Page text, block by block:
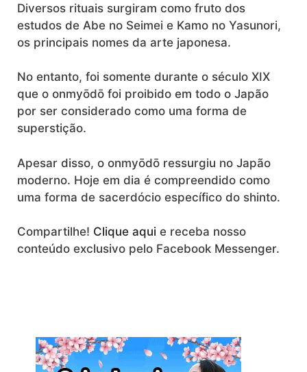
Diversos rituais surgiram como fruto dos
estudos de Abe no Seimei e Kamo no Yasunori,
os principais nomes da arte japonesa.
No entanto, foi somente durante o século XIX
que o onmyōdō foi proibido em todo o Japão
por ser considerado como uma forma de
superstição.
Apesar disso, o onmyōdō ressurgiu no Japão
moderno. Hoje em dia é compreendido como
uma forma de sacerdócio específico do shinto.
Compartilhe! Clique aqui e receba nosso
conteúdo exclusivo pelo Facebook Messenger.